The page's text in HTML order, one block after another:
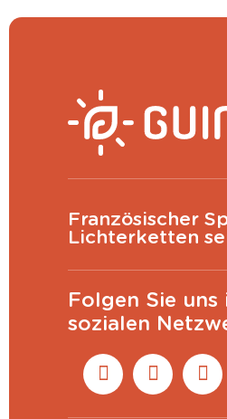
Französischer
Lichterketten
Folgen Sie uns
sozialen